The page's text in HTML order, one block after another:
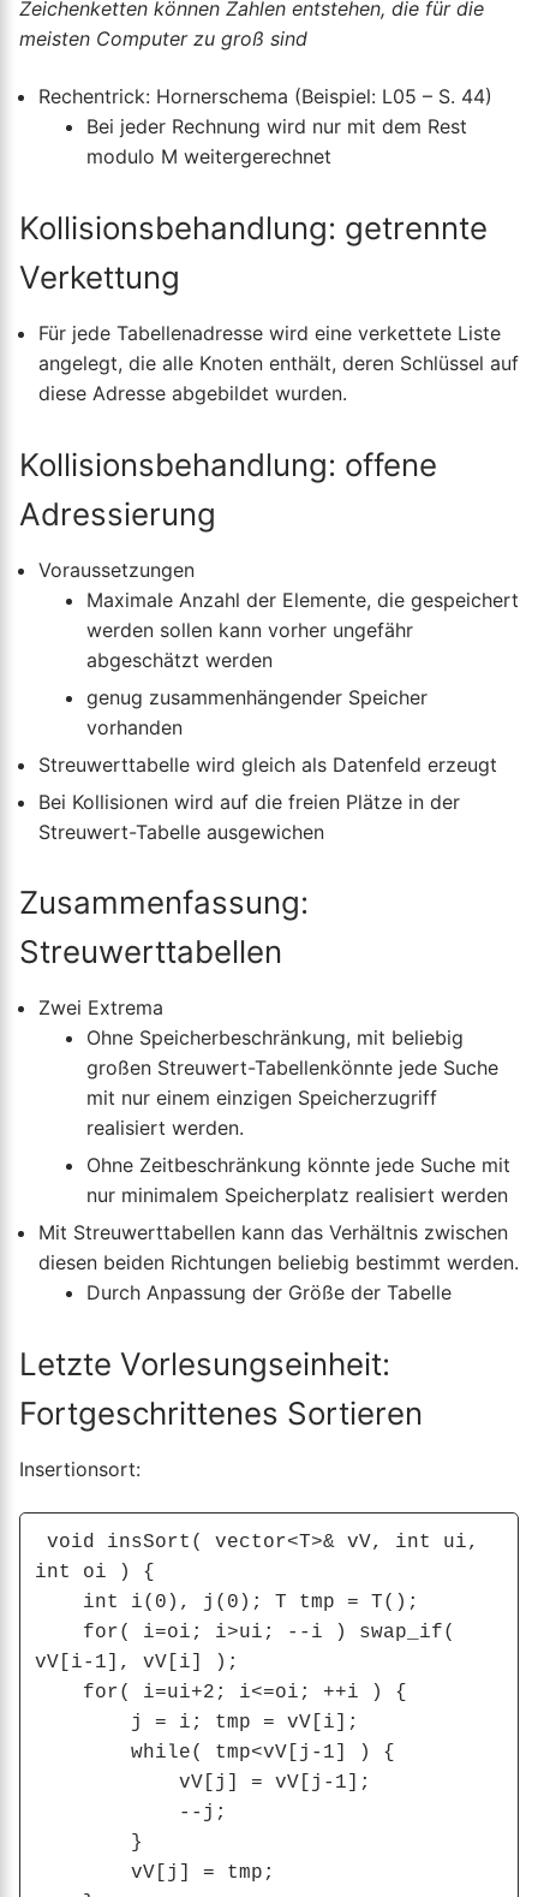
Zeichenketten können Zahlen entstehen, die für die
meisten Computer zu groß sind
Rechentrick: Hornerschema (Beispiel: L05 – S. 44)
Bei jeder Rechnung wird nur mit dem Rest
modulo M weitergerechnet
Kollisionsbehandlung: getrennte
Verkettung
Für jede Tabellenadresse wird eine verkettete Liste
angelegt, die alle Knoten enthält, deren Schlüssel auf
diese Adresse abgebildet wurden.
Kollisionsbehandlung: offene
Adressierung
Voraussetzungen
Maximale Anzahl der Elemente, die gespeichert
werden sollen kann vorher ungefähr
abgeschätzt werden
genug zusammenhängender Speicher
vorhanden
Streuwerttabelle wird gleich als Datenfeld erzeugt
Bei Kollisionen wird auf die freien Plätze in der
Streuwert-Tabelle ausgewichen
Zusammenfassung:
Streuwerttabellen
Zwei Extrema
Ohne Speicherbeschränkung, mit beliebig
großen Streuwert-Tabellenkönnte jede Suche
mit nur einem einzigen Speicherzugriff
realisiert werden.
Ohne Zeitbeschränkung könnte jede Suche mit
nur minimalem Speicherplatz realisiert werden
Mit Streuwerttabellen kann das Verhältnis zwischen
diesen beiden Richtungen beliebig bestimmt werden.
Durch Anpassung der Größe der Tabelle
Letzte Vorlesungseinheit:
Fortgeschrittenes Sortieren
Insertionsort:
int oi ) {
vV[i-1], vV[i] );